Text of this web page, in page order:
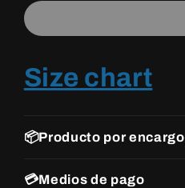
Size chart
📦Producto por encargo
💳Medios de pago